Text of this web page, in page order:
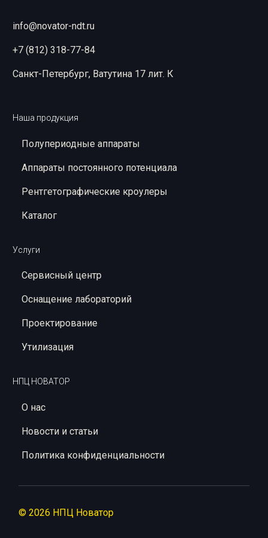
info@novator-ndt.ru
+7 (812) 318-77-84
Санкт-Петербург, Ватутина 17 лит. К
Наша продукция
Полупериодные аппараты
Аппараты постоянного потенциала
Рентгетографические кроулеры
Каталог
Услуги
Сервисный центр
Оснащение лабораторий
Проектирование
Утилизация
НПЦ НОВАТОР
О нас
Новости и статьи
Политика конфиденциальности
© 2026 НПЦ Новатор